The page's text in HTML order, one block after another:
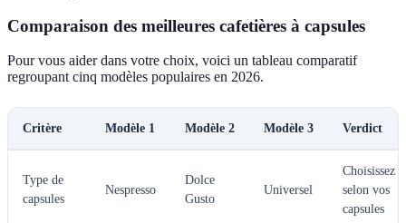
Comparaison des meilleures cafetières à capsules
Pour vous aider dans votre choix, voici un tableau comparatif
regroupant cinq modèles populaires en 2026.
Critère Modèle 1 Modèle 2 Modèle 3 Verdict
Type de
capsules
Nespresso
Dolce
Gusto
Universel
Choisissez
selon vos
capsules